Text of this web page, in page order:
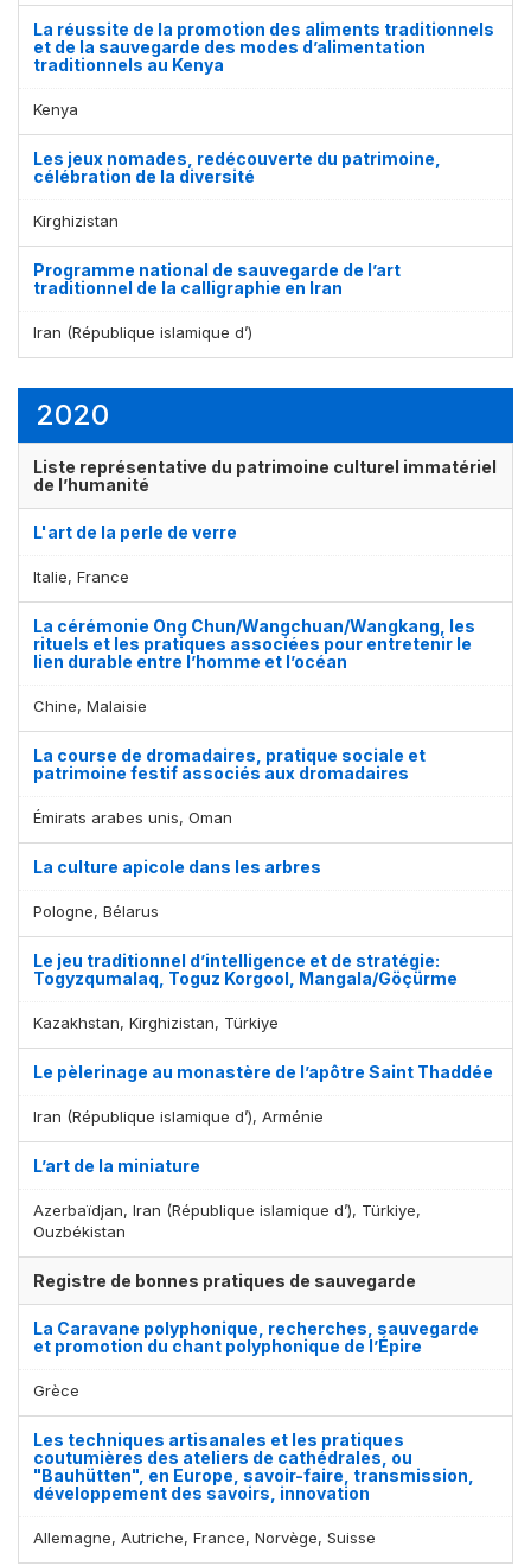
La réussite de la promotion des aliments traditionnels
et de la sauvegarde des modes d’alimentation
traditionnels au Kenya
Kenya
Les jeux nomades, redécouverte du patrimoine,
célébration de la diversité
Kirghizistan
Programme national de sauvegarde de l’art
traditionnel de la calligraphie en Iran
Iran (République islamique d’)
2020
Liste représentative du patrimoine culturel immatériel
de l’humanité
L'art de la perle de verre
Italie, France
La cérémonie Ong Chun/Wangchuan/Wangkang, les
rituels et les pratiques associées pour entretenir le
lien durable entre l’homme et l’océan
Chine, Malaisie
La course de dromadaires, pratique sociale et
patrimoine festif associés aux dromadaires
Émirats arabes unis, Oman
La culture apicole dans les arbres
Pologne, Bélarus
Le jeu traditionnel d’intelligence et de stratégie:
Togyzqumalaq, Toguz Korgool, Mangala/Göçürme
Kazakhstan, Kirghizistan, Türkiye
Le pèlerinage au monastère de l’apôtre Saint Thaddée
Iran (République islamique d’), Arménie
L’art de la miniature
Azerbaïdjan, Iran (République islamique d’), Türkiye,
Ouzbékistan
Registre de bonnes pratiques de sauvegarde
La Caravane polyphonique, recherches, sauvegarde
et promotion du chant polyphonique de l’Épire
Grèce
Les techniques artisanales et les pratiques
coutumières des ateliers de cathédrales, ou
"Bauhütten", en Europe, savoir-faire, transmission,
développement des savoirs, innovation
Allemagne, Autriche, France, Norvège, Suisse